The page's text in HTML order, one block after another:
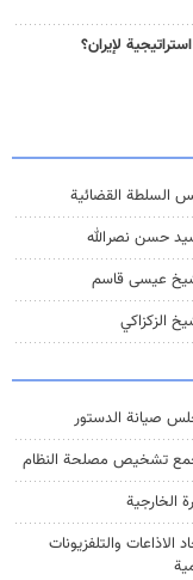
لإيران؟
السلطة القضائیة
حسن نصرالله
عيسى قاسم
الزكزاكي
صيانة الدستور
تشخيص مصلحة النظام
الخارجية
الاذاعات والتلفزيونات